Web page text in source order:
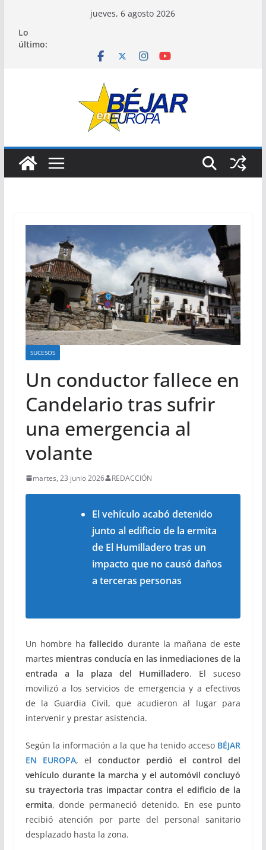
contenido
jueves, 6 agosto 2026
Lo
último:
SUCESOS
Un conductor fallece en
Candelario tras sufrir
una emergencia al
volante
martes, 23 junio 2026 REDACCIÓN
El vehículo acabó detenido
junto al edificio de la ermita
de El Humilladero tras un
impacto que no causó daños
a terceras personas
Un hombre hafallecido durante la mañana de este
martes mientras conducía en las inmediaciones de la
entrada a la plaza del Humilladero. El suceso
movilizó a los servicios de emergencia y a efectivos
de la Guardia Civil, que acudieron al lugar para
intervenir y prestar asistencia.
Según la información a la que ha tenido acceso BÉJAR
EN EUROPA, el conductor perdió el control del
vehículo durante la marcha y el automóvil concluyó
su trayectoria tras impactar contra el edificio de la
ermita, donde permaneció detenido. En ese punto
recibió atención por parte del personal sanitario
desplazado hasta la zona.